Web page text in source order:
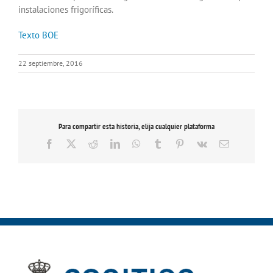
instalaciones frigoríficas.
Texto BOE
22 septiembre, 2016
Para compartir esta historia, elija cualquier plataforma
Facebook RedditLinkedInWhatsApp
Tumblr Pinterest
Vk
Correo